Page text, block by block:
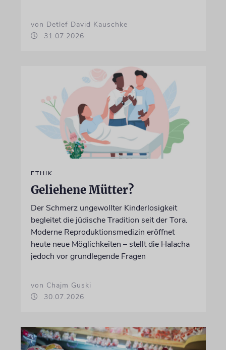
von Detlef David Kauschke
31.07.2026
ETHIK
Geliehene Mütter?
Der Schmerz ungewollter Kinderlosigkeit
begleitet die jüdische Tradition seit der Tora.
Moderne Reproduktionsmedizin eröffnet
heute neue Möglichkeiten – stellt die Halacha
jedoch vor grundlegende Fragen
von Chajm Guski
30.07.2026